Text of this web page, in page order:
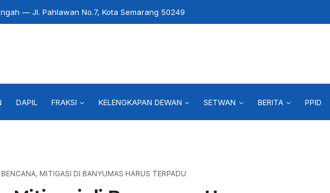
— Jl. Pahlawan No.7, Kota Semarang 50249
DAPIL FRAKSI KELENGKAPAN DEWAN SETWAN BERITA PPID
BENCANA, MITIGASI DI BANYUMAS HARUS TERPADU